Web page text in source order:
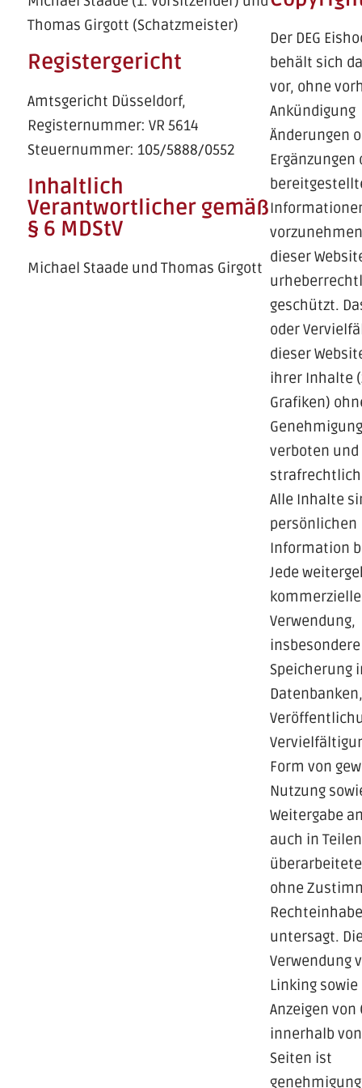
Thomas Girgott (Schatzmeister)
Registergericht
Amtsgericht Düsseldorf,
Registernummer: VR 5614
Steuernummer: 105/5888/0552
Inhaltlich
Verantwortlicher gemäß
§ 6 MDStV
Michael Staade und Thomas Girgott
Der DEG
behält sich
vor, ohne
Ankündigung
Änderungen
Ergänzungen
dieser
geschützt.
oder
dieser
ihrer Inhalte
Grafiken)
verboten und
Alle Inhalte
persönlichen
Information
Jede
kommerzielle
Verwendung,
Speicherung
Datenbanken,
Form von
Nutzung
Weitergabe
auch in
ohne
untersagt.
Verwendung
Linking sowie
Anzeigen
innerhalb
Seiten ist